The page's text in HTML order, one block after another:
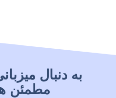
به دنبال
مطمئن